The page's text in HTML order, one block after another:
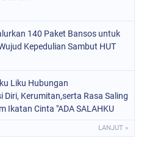
140 Paket Bansos untuk
Kepedulian Sambut HUT
Liku Hubungan
Diri, Kerumitan,serta Rasa Saling
Ikatan Cinta "ADA SALAHKU
LANJUT »